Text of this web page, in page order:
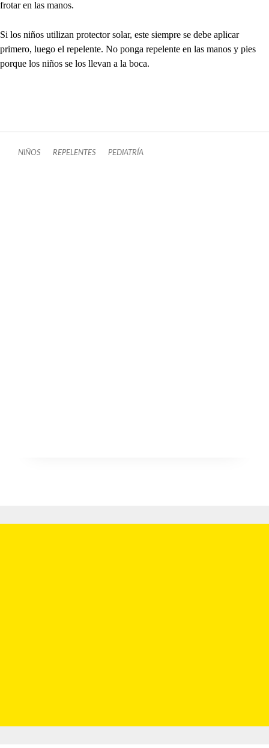
frotar en las manos.
Si los niños utilizan protector solar, este siempre se debe aplicar
primero, luego el repelente. No ponga repelente en las manos y pies
porque los niños se los llevan a la boca.
NIÑOS REPELENTES PEDIATRÍA